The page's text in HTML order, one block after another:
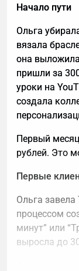
Начало пути
Ольга
вязала
она
пришли за
уроки на
создала
Первый
рублей. Это
Первые
Ольга завела
процессом
минут” или
выросла до